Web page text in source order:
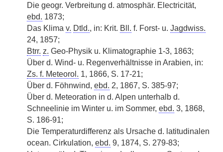
Die geogr. Verbreitung d. atmosphär. Electricität,
ebd. 1873;
Das Klima v. Dtld., in: Krit. Bll. f. Forst- u. Jagdwiss.
24, 1857;
Btrr. z. Geo-Physik u. Klimatographie 1-3, 1863;
Über d. Wind- u. Regenverhältnisse in Arabien, in:
Zs. f. Meteorol. 1, 1866, S. 17-21;
Über d. Föhnwind, ebd. 2, 1867, S. 385-97;
Über d. Meteoration in d. Alpen unterhalb d.
Schneelinie im Winter u. im Sommer, ebd. 3, 1868,
S. 186-91;
Die Temperaturdifferenz als Ursache d. latitudinalen
ocean. Cirkulation, ebd. 9, 1874, S. 279-83;